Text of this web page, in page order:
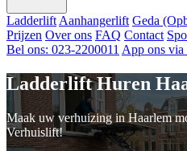
Ladderlift Aanhangerlift Geda
Prijzen Over ons FAQ Contact
Bel ons: 023-2200011 App ons
Ladderlift Huren
Maak uw verhuizing in Haarlem
Verhuislift!